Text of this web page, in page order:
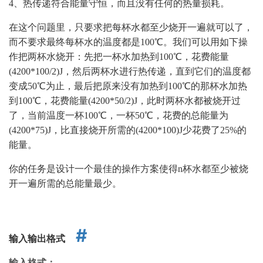
4、热传递符合能量守恒，而且没有任何的热量损耗。
在这个问题里，只要求把每杯水都至少烧开一遍就可以了，
而不要求最终每杯水的温度都是100℃。我们可以用如下操
作把两杯水烧开：先把一杯水加热到100℃，花费能量
(4200*100/2)J，然后两杯水进行热传递，直到它们的温度都
变成50℃为止，最后把原来没有加热到100℃的那杯水加热
到100℃，花费能量(4200*50/2)J，此时两杯水都被烧开过
了，当前温度一杯100℃，一杯50℃，花费的总能量为
(4200*75)J，比直接烧开所需的(4200*100)J少花费了25%的
能量。
你的任务是设计一个最佳的操作方案使得n杯水都至少被烧
开一遍所需的总能量最少。
输入输出格式